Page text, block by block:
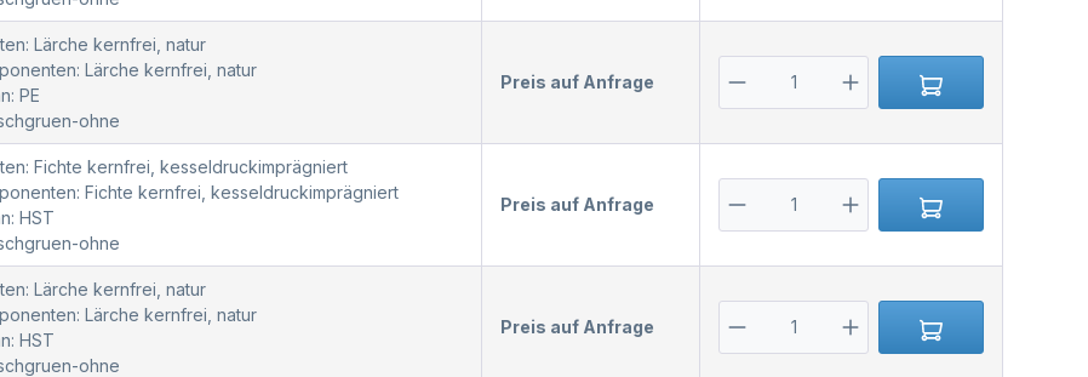
Lärche kernfrei, natur
Lärche kernfrei, natur
PE
ohne
Preis auf Anfrage
Fichte kernfrei, kesseldruckimprägniert
Fichte kernfrei, kesseldruckimprägniert
HST
ohne
Preis auf Anfrage
Lärche kernfrei, natur
Lärche kernfrei, natur
HST
ohne
Preis auf Anfrage